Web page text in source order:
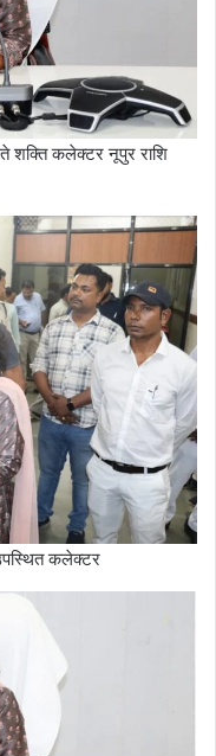
शक्ति कलेक्टर नूपुर राशि
कलेक्टर